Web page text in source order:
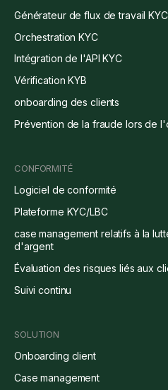
Générateur de flux de travail KYC
Orchestration KYC
Intégration de l'API KYC
Vérification KYB
onboarding des clients
Prévention de la fraude lors de
CONFORMITÉ
Logiciel de conformité
Plateforme KYC/LBC
case management relatifs à la
d'argent
Évaluation des risques liés aux
Suivi continu
SOLUTION
Onboarding client
Case management